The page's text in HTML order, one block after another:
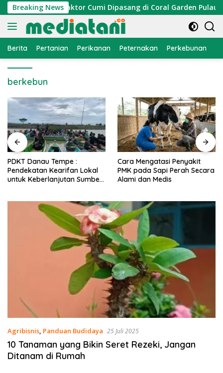
Langsung
ke
konten
Breaking News
Atraktor Cumi Dipasang di Coral Garden Pulau
Berita Pertanian Perikanan Peternakan Perkebunan
berkebun
PDKT Danau Tempe :
Pendekatan Kearifan Lokal
untuk Keberlanjutan Sumber
Cara Mengatasi Penyakit
PMK pada Sapi Perah Secara
Alami dan Medis
Agribisnis, Panduan Budidaya 25 Juli 2025
10 Tanaman yang Bikin Seret Rezeki, Jangan
Ditanam di Rumah